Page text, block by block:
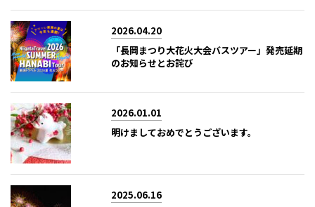
2026.04.20
「長岡まつり大花火大会バスツアー」発売延期
のお知らせとお詫び
2026.01.01
明けましておめでとうございます。
2025.06.16